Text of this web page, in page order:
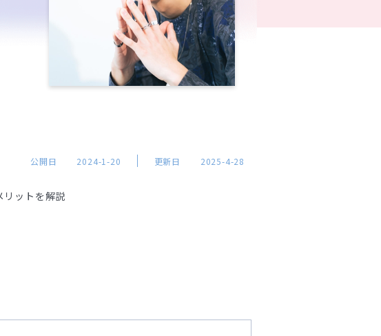
公開日 2024-1-20 更新日 2025-4-28
リットを解説